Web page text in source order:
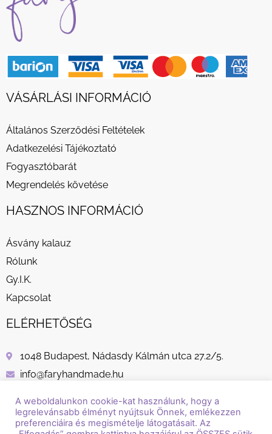
VÁSÁRLÁSI INFORMÁCIÓ
Általános Szerződési Feltételek
Adatkezelési Tájékoztató
Fogyasztóbarát
Megrendelés követése
HASZNOS INFORMÁCIÓ
Ásvány kalauz
Rólunk
Gy.I.K.
Kapcsolat
ELÉRHETŐSÉG
1048 Budapest, Nádasdy Kálmán utca 27.2/5.
info@faryhandmade.hu
A weboldalunkon cookie-kat használunk, hogy a
legrelevánsabb élményt nyújtsuk Önnek, emlékezzen
preferenciáira és megismételje látogatásait. Az